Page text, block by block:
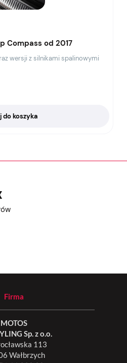
Compass od 2017
wersji z silnikami spalinowymi
do koszyka
Firma
MOTOS
Sp. z o.o.
113
Wałbrzych